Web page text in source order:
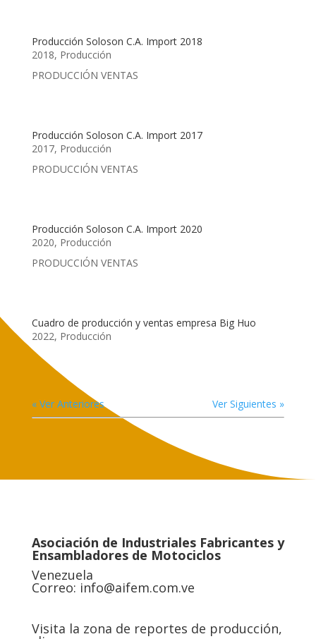
Producción Soloson C.A. Import 2018
2018, Producción
PRODUCCIÓN VENTAS
Producción Soloson C.A. Import 2017
2017, Producción
PRODUCCIÓN VENTAS
Producción Soloson C.A. Import 2020
2020, Producción
PRODUCCIÓN VENTAS
Cuadro de producción y ventas empresa Big Huo
2022, Producción
« Ver Anteriores Ver Siguientes »
Asociación de Industriales Fabricantes y
Ensambladores de Motociclos
Venezuela
Correo: info@aifem.com.ve
Visita la zona de reportes de producción,